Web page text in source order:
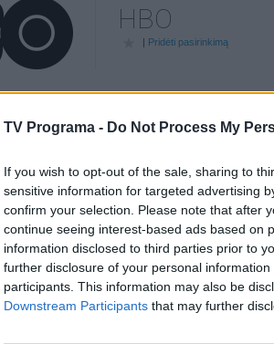
TV Programa - Do Not Process My
If you wish to opt-out of the sale, sharing to
sensitive information for targeted advertising
confirm your selection. Please note that after
continue seeing interest-based ads based on
information disclosed to third parties prior to
further disclosure of your personal
participants. This information may also be
Downstream Participants that may further
HBO
| Pridėti pasirinkimą